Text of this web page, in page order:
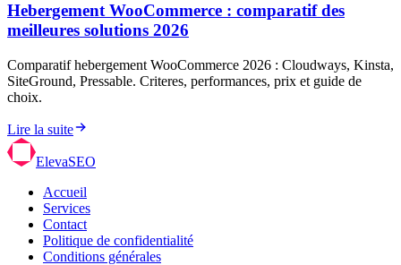
Hebergement WooCommerce : comparatif des
meilleures solutions 2026
Comparatif hebergement WooCommerce 2026 : Cloudways, Kinsta,
SiteGround, Pressable. Criteres, performances, prix et guide de
choix.
Lire la suite
ElevaSEO
Accueil
Services
Contact
Politique de confidentialité
Conditions générales